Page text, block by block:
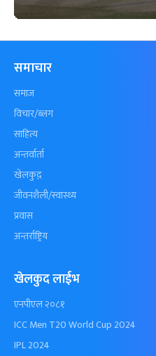
समाचार
समाज
विचार/ब्लग
साहित्य
अन्तर्वार्ता
खेलकुद़़
जीवनशैली/स्वास्थ्य
प्रवास
अन्तर्राष्ट्रिय
खेलकुद लाईभ
एनपीएल २०८१
ICC Men T20 World Cup 2024
IPL 2024